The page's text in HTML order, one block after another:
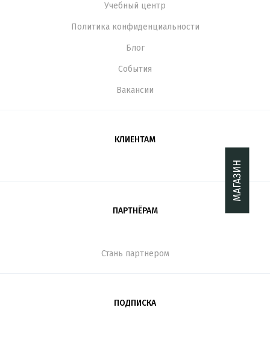
МАГАЗИН
Учебный центр
Политика конфиденциальности
Блог
События
Вакансии
КЛИЕНТАМ
ПАРТНЁРАМ
Стань партнером
ПОДПИСКА